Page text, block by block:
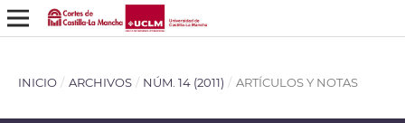
INICIO / ARCHIVOS / NÚM. 14 (2011) / ARTÍCULOS Y NOTAS